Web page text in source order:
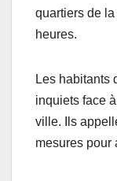
quartiers de
heures.
Les habitants
inquiets face
ville. Ils
mesures pour